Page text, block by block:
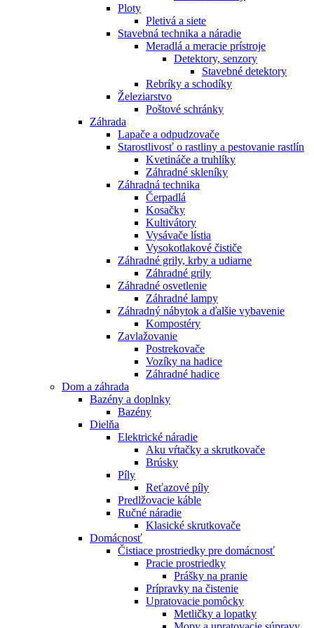
Ploty
Pletivá a siete
Stavebná technika a náradie
Meradlá a meracie prístroje
Detektory, senzory
Stavebné detektory
Rebríky a schodíky
Železiarstvo
Poštové schránky
Záhrada
Lapače a odpudzovače
Starostlivosť o rastliny a pestovanie rastlín
Kvetináče a truhlíky
Záhradné skleníky
Záhradná technika
Čerpadlá
Kosačky
Kultivátory
Vysávače lístia
Vysokotlakové čističe
Záhradné grily, krby a udiarne
Záhradné grily
Záhradné osvetlenie
Záhradné lampy
Záhradný nábytok a ďalšie vybavenie
Kompostéry
Zavlažovanie
Postrekovače
Vozíky na hadice
Záhradné hadice
Dom a záhrada
Bazény a doplnky
Bazény
Dielňa
Elektrické náradie
Aku vŕtačky a skrutkovače
Brúsky
Píly
Reťazové píly
Predlžovacie káble
Ručné náradie
Klasické skrutkovače
Domácnosť
Čistiace prostriedky pre domácnosť
Pracie prostriedky
Prášky na pranie
Prípravky na čistenie
Upratovacie pomôcky
Metličky a lopatky